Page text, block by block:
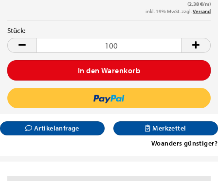
(2,38 €/m)
inkl. 19% MwSt. zzgl.Versand
Stück:
Stück
Artikelanfrage
Merkzettel
Woanders günstiger?